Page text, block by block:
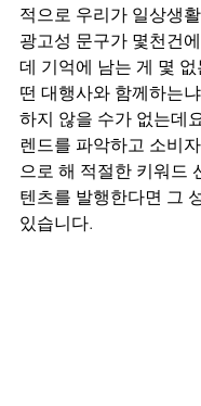
적으로 우리가 일상생
광고성 문구가 몇천건
데 기억에 남는 게 몇
떤 대행사와 함께하는
하지 않을 수가 없는데
렌드를 파악하고 소비
으로 해 적절한 키워드
텐츠를 발행한다면 그
있습니다.